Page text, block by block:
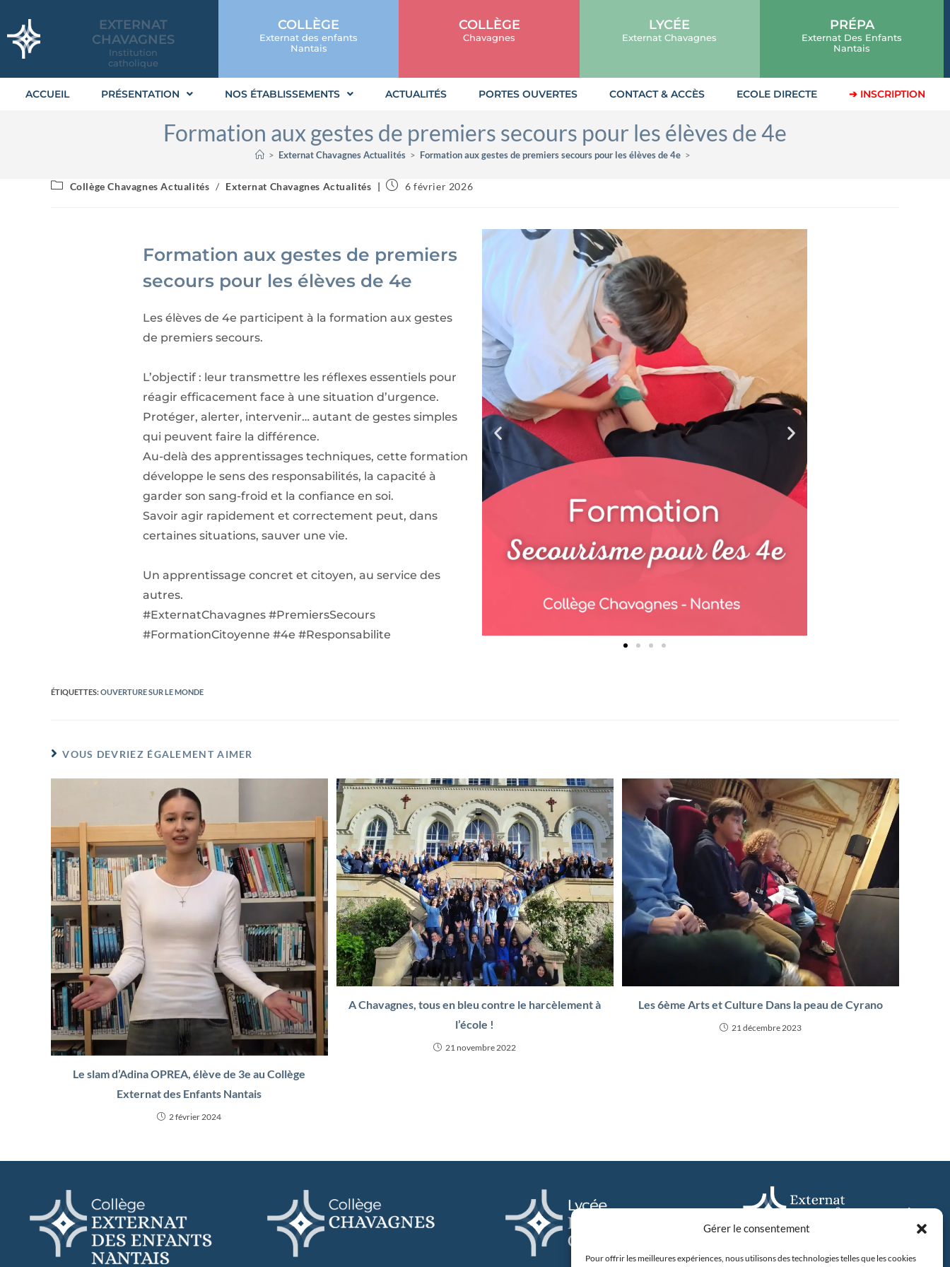
Gérer le consentement
Pour offrir les meilleures expériences, nous utilisons des technologies telles que les cookies
EXTERNAT
CHAVAGNES
Institution
catholique
COLLÈGE
Externat des enfants
Nantais
COLLÈGE
Chavagnes
LYCÉE
Externat Chavagnes
PRÉPA
Externat Des Enfants
Nantais
ACCUEIL PRÉSENTATION NOS ÉTABLISSEMENTS ACTUALITÉS PORTES OUVERTES CONTACT & ACCÈS ECOLE DIRECTE ➔ INSCRIPTION
Formation aux gestes de premiers secours pour les élèves de 4e
> Externat Chavagnes Actualités > Formation aux gestes de premiers secours pour les élèves de 4e >
Collège Chavagnes Actualités / Externat Chavagnes Actualités 6 février 2026
Formation aux gestes de premiers
secours pour les élèves de 4e
Les élèves de 4e participent à la formation aux gestes
de premiers secours.
L’objectif : leur transmettre les réflexes essentiels pour
réagir efficacement face à une situation d’urgence.
Protéger, alerter, intervenir… autant de gestes simples
qui peuvent faire la différence.
Au-delà des apprentissages techniques, cette formation
développe le sens des responsabilités, la capacité à
garder son sang-froid et la confiance en soi.
Savoir agir rapidement et correctement peut, dans
certaines situations, sauver une vie.
Un apprentissage concret et citoyen, au service des
autres.
#ExternatChavagnes #PremiersSecours
#FormationCitoyenne #4e #Responsabilite
ÉTIQUETTES:OUVERTURE SUR LE MONDE
VOUS DEVRIEZ ÉGALEMENT AIMER
Le slam d’Adina OPREA, élève de 3e au Collège
Externat des Enfants Nantais
2 février 2024
A Chavagnes, tous en bleu contre le harcèlement à
l’école !
21 novembre 2022
Les 6ème Arts et Culture Dans la peau de Cyrano
21 décembre 2023